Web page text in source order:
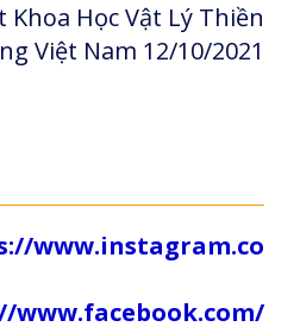
Học Vật Lý Thiền
Việt Nam 12/10/2021
www.instagram.co
www.facebook.com/